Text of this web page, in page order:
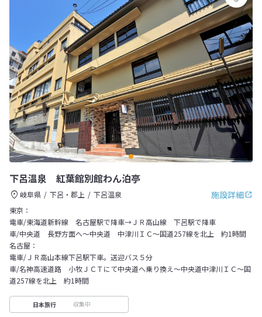
下呂温泉 紅葉館別館わん泊亭
施設詳細
岐阜県 下呂・郡上
下呂温泉
東京：
電車/東海道新幹線 名古屋駅で降車→ＪＲ高山線 下呂駅で降車
車/中央道 長野方面へ～中央道 中津川ＩＣ～国道257線を北上 約1時間
名古屋：
電車/ＪＲ高山本線下呂駅下車。送迎バス５分
車/名神高速道路 小牧ＪＣＴにて中央道へ乗り換え～中央道中津川ＩＣ～国
道257線を北上 約1時間
日本旅行 収集中